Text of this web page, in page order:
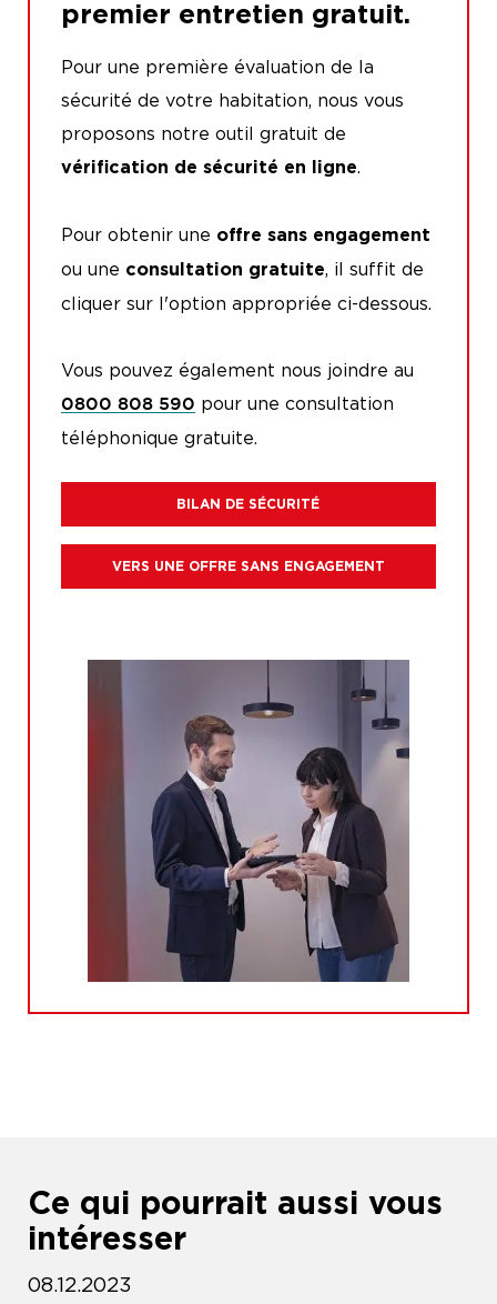
premier entretien gratuit.
Pour une première évaluation de la
sécurité de votre habitation, nous vous
proposons notre outil gratuit de
vérification de sécurité en ligne.
Pour obtenir une offre sans engagement
ou une consultation gratuite, il suffit de
cliquer sur l'option appropriée ci-dessous.
Vous pouvez également nous joindre au
0800 808 590 pour une consultation
téléphonique gratuite.
BILAN DE SÉCURITÉ
VERS UNE OFFRE SANS ENGAGEMENT
Ce qui pourrait aussi vous
intéresser
08.12.2023